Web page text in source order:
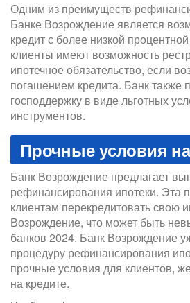
Одним из преимуществ
Банке Возрождение является
кредит с более низкой
клиенты имеют возможность
ипотечное обязательство, если
погашением кредита. Банк также
господдержку в виде льготных
инструментов.
Прочные условия
Банк Возрождение предлагает
рефинансирования ипотеки. Эта
клиентам перекредитовать свою
Возрождение, что может быть
банков 2024. Банк Возрождение
процедуру рефинансирования
прочные условия для клиентов,
на кредите.